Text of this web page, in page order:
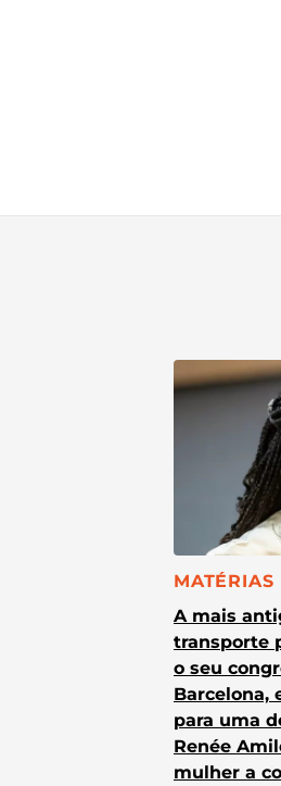
MATÉRIAS
A mais
transporte
o seu
Barcelona,
para uma
Renée
mulher a